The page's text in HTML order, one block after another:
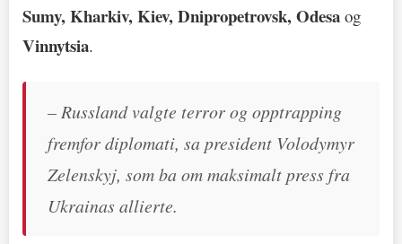
Sumy, Kharkiv, Kiev, Dnipropetrovsk, Odesa og
Vinnytsia.
– Russland valgte terror og opptrapping
fremfor diplomati, sa president Volodymyr
Zelenskyj, som ba om maksimalt press fra
Ukrainas allierte.